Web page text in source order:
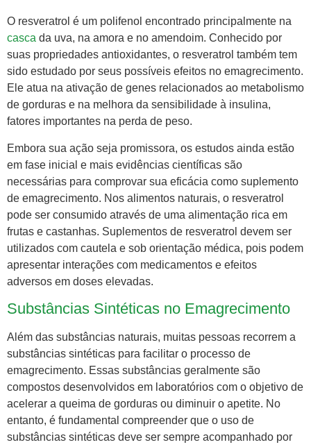
O resveratrol é um polifenol encontrado principalmente na
casca da uva, na amora e no amendoim. Conhecido por
suas propriedades antioxidantes, o resveratrol também tem
sido estudado por seus possíveis efeitos no emagrecimento.
Ele atua na ativação de genes relacionados ao metabolismo
de gorduras e na melhora da sensibilidade à insulina,
fatores importantes na perda de peso.
Embora sua ação seja promissora, os estudos ainda estão
em fase inicial e mais evidências científicas são
necessárias para comprovar sua eficácia como suplemento
de emagrecimento. Nos alimentos naturais, o resveratrol
pode ser consumido através de uma alimentação rica em
frutas e castanhas. Suplementos de resveratrol devem ser
utilizados com cautela e sob orientação médica, pois podem
apresentar interações com medicamentos e efeitos
adversos em doses elevadas.
Substâncias Sintéticas no Emagrecimento
Além das substâncias naturais, muitas pessoas recorrem a
substâncias sintéticas para facilitar o processo de
emagrecimento. Essas substâncias geralmente são
compostos desenvolvidos em laboratórios com o objetivo de
acelerar a queima de gorduras ou diminuir o apetite. No
entanto, é fundamental compreender que o uso de
substâncias sintéticas deve ser sempre acompanhado por